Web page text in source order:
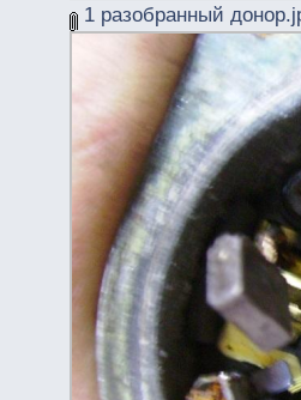
1 разобранный